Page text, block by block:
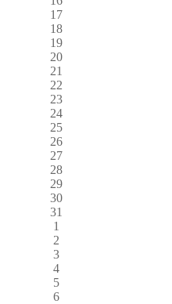
17
18
19
20
21
22
23
24
25
26
27
28
29
30
31
1
2
3
4
5
6